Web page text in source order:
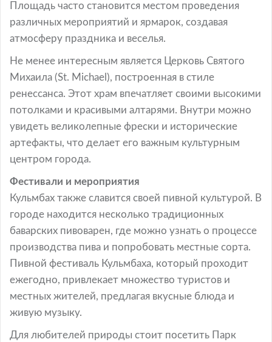
Площадь часто становится местом проведения
различных мероприятий и ярмарок, создавая
атмосферу праздника и веселья.
Не менее интересным является Церковь Святого
Михаила (St. Michael), построенная в стиле
ренессанса. Этот храм впечатляет своими высокими
потолками и красивыми алтарями. Внутри можно
увидеть великолепные фрески и исторические
артефакты, что делает его важным культурным
центром города.
Фестивали и мероприятия
Кульмбах также славится своей пивной культурой. В
городе находится несколько традиционных
баварских пивоварен, где можно узнать о процессе
производства пива и попробовать местные сорта.
Пивной фестиваль Кульмбаха, который проходит
ежегодно, привлекает множество туристов и
местных жителей, предлагая вкусные блюда и
живую музыку.
Для любителей природы стоит посетить Парк